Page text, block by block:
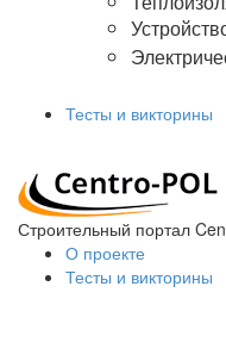
Тесты и викторины
Строительный портал
О проекте
Тесты и викторины